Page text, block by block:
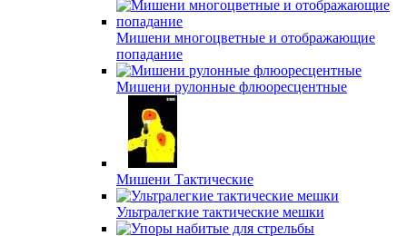
Мишени многоцветные и отображающие
попадание
Мишени рулонные флюоресцентные
Мишени Тактические
Ультралегкие тактические мешки